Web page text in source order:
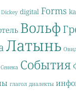
Dickey digital Forms
Вольф
Латынь
Сенека События
глагол диалекты